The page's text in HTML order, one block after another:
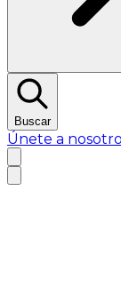
Buscar
Únete a